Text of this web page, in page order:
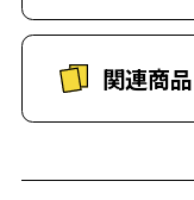
関連商品